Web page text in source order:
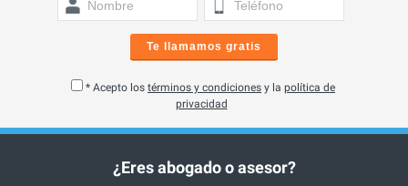
Te llamamos gratis
* Acepto los términos y condiciones y la política de
privacidad
¿Eres abogado o asesor?